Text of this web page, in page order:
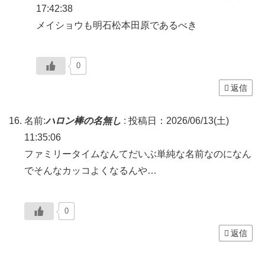
17:42:38
メイショウも明石松本田原であるべき
0
返信
名前:ハロン棒の名無し : 投稿日：2026/06/13(土)
11:35:06
ファミリータイムなんてだいぶ単純な名前なのになん
でそんなカッコよくなるんや…
0
返信